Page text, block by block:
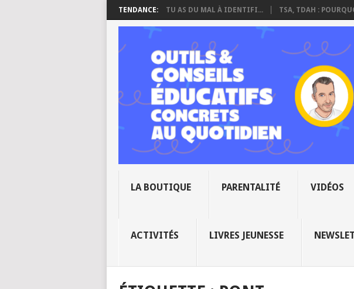
TENDANCE: TU AS DU MAL À IDENTIFI... TSA, TDAH :
LA BOUTIQUE PARENTALITÉ VIDÉOS
ACTIVITÉS LIVRES JEUNESSE